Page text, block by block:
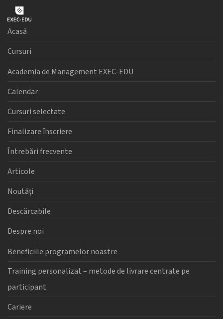
Acasă
Cursuri
Academia de Management EXEC-EDU
Calendar
Cursuri selectate
Finalizare înscriere
Întrebări frecvente
Articole
Noutăți
Descărcabile
Despre noi
Beneficiile programelor noastre
Training personalizat – metode de livrare centrate pe
participant
Cariere